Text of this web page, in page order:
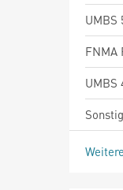
UMBS
FNMA
UMBS